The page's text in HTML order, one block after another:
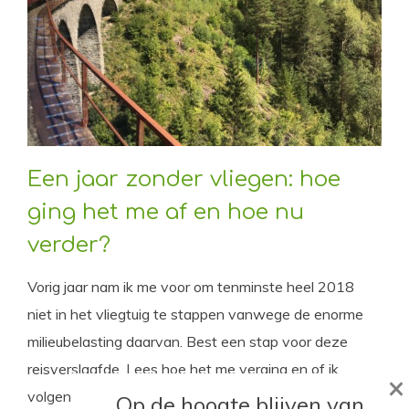
Een jaar zonder vliegen: hoe
ging het me af en hoe nu
verder?
Vorig jaar nam ik me voor om tenminste heel 2018
niet in het vliegtuig te stappen vanwege de enorme
milieubelasting daarvan. Best een stap voor deze
reisverslaafde. Lees hoe het me verging en of ik
volgend jaar meteen weer in het vliegtuig spring.
×